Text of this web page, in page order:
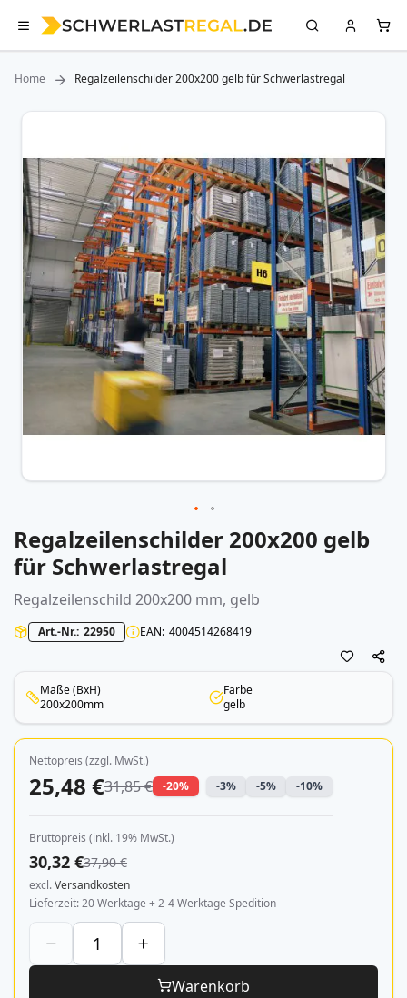
Home Regalzeilenschilder 200x200 gelb für Schwerlastregal
Zum
Bildergalerie
springen
Zum
Anfang
der
springen
Regalzeilenschilder 200x200 gelb
für Schwerlastregal
Regalzeilenschild 200x200 mm, gelb
Art.-Nr. 22950 EAN 4004514268419
Maße (BxH)
200x200mm
Farbe
gelb
Nettopreis (zzgl. MwSt.)
25,48 €31,85 € -20% -3% -5% -10%
Bruttopreis (inkl. 19% MwSt.)
30,32 €37,90 €
excl.Versandkosten
Lieferzeit 20 Werktage + 2-4 Werktage Spedition
Warenkorb